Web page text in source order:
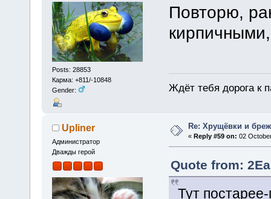
Posts: 28853
Карма: +811/-10848
Gender:
Повторю,
Ждёт тебя дорога к
Upliner
Администратор
Дважды герой
Re: Хрущёвки и
«Reply #59 on: 02
Quote from:
Тут